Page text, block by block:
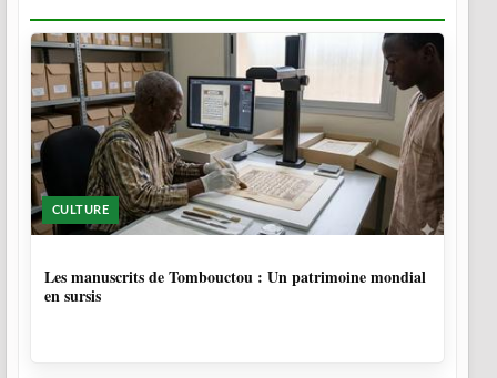
CULTURE
Les manuscrits de Tombouctou : Un patrimoine mondial
en sursis